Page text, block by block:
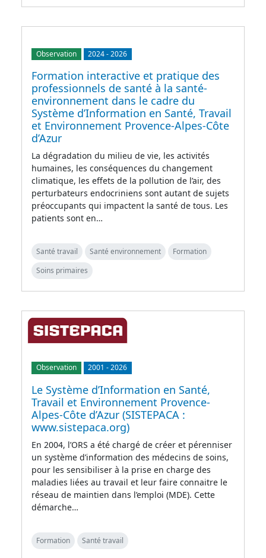
Observation 2024-2026
Formation interactive et pratique des
professionnels de santé à la santé-
environnement dans le cadre du
Système d’Information en Santé, Travail
et Environnement Provence-Alpes-Côte
d’Azur
La dégradation du milieu de vie, les activités
humaines, les conséquences du changement
climatique, les effets de la pollution de l’air, des
perturbateurs endocriniens sont autant de sujets
préoccupants qui impactent la santé de tous. Les
patients sont en…
Santé travail Santé environnement
Formation
Soins primaires
Observation 2001 -2026
Le Système d’Information en Santé,
Travail et Environnement Provence-
Alpes-Côte d’Azur (SISTEPACA :
www.sistepaca.org)
En 2004, l’ORS a été chargé de créer et pérenniser
un système d’information des médecins de soins,
pour les sensibiliser à la prise en charge des
maladies liées au travail et leur faire connaitre le
réseau de maintien dans l’emploi (MDE). Cette
démarche…
Formation Santé travail